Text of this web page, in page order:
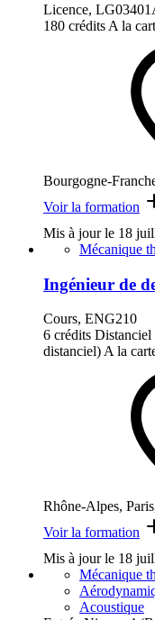
Licence,
180 crédits A la
Bourgogne-
Voir la formation
Mis à jour le 18
Mécanique
Ingénieur de
Cours, ENG210
6 crédits Distanciel
distanciel) A la
Rhône-Alpes,
Voir la formation
Mis à jour le 18
Mécanique
Acoustique